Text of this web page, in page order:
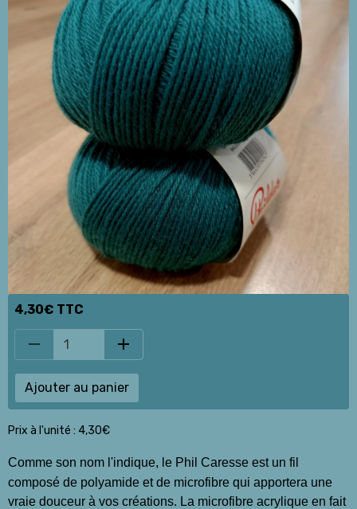
4,30€ TTC
Ajouter au panier
Prix à l'unité : 4,30€
Comme son nom l'indique, le Phil Caresse est un fil
composé de polyamide et de microfibre qui apportera une
vraie douceur à vos créations. La microfibre acrylique en fait